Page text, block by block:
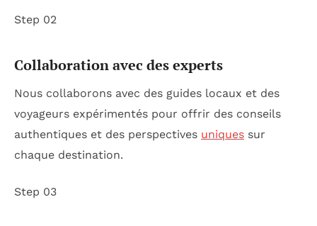
Step 02
Collaboration avec des experts
Nous collaborons avec des guides locaux et des
voyageurs expérimentés pour offrir des conseils
authentiques et des perspectives uniques sur
chaque destination.
Step 03